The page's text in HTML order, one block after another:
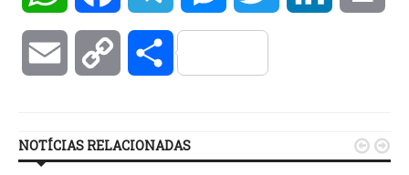
Email Copy Compartilhar
NOTÍCIAS RELACIONADAS  